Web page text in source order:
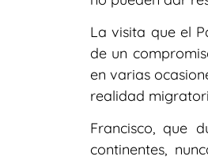
La visita que el
de un
en varias
realidad
Francisco, que
continentes,